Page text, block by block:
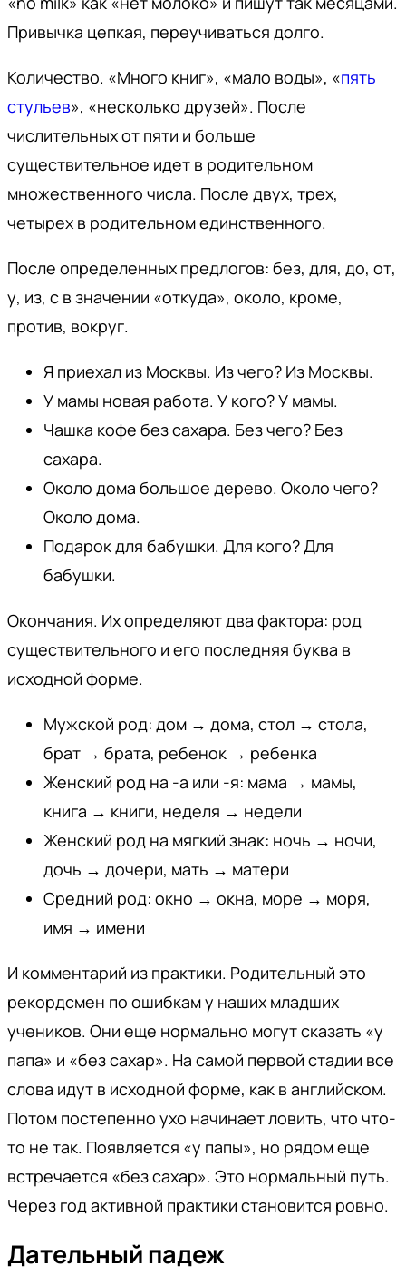
Привычка цепкая, переучиваться долго.
Количество. «Много книг», «мало воды», «пять
стульев», «несколько друзей». После
числительных от пяти и больше
существительное идет в родительном
множественного числа. После двух, трех,
четырех в родительном единственного.
После определенных предлогов: без, для, до, от,
у, из, с в значении «откуда», около, кроме,
против, вокруг.
Я приехал из Москвы. Из чего? Из Москвы.
У мамы новая работа. У кого? У мамы.
Чашка кофе без сахара. Без чего? Без
сахара.
Около дома большое дерево. Около чего?
Около дома.
Подарок для бабушки. Для кого? Для
бабушки.
Окончания. Их определяют два фактора: род
существительного и его последняя буква в
исходной форме.
Мужской род: дом → дома, стол → стола,
брат → брата, ребенок → ребенка
Женский род на -а или -я: мама → мамы,
книга → книги, неделя → недели
Женский род на мягкий знак: ночь → ночи,
дочь → дочери, мать → матери
Средний род: окно → окна, море → моря,
имя → имени
И комментарий из практики. Родительный это
рекордсмен по ошибкам у наших младших
учеников. Они еще нормально могут сказать «у
папа» и «без сахар». На самой первой стадии все
слова идут в исходной форме, как в английском.
Потом постепенно ухо начинает ловить, что что-
то не так. Появляется «у папы», но рядом еще
встречается «без сахар». Это нормальный путь.
Через год активной практики становится ровно.
Дательный падеж